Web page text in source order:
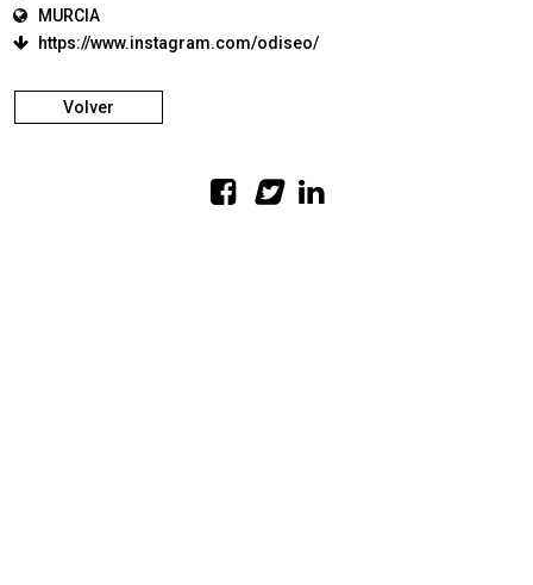
MURCIA
https://www.instagram.com/odiseo/
Volver